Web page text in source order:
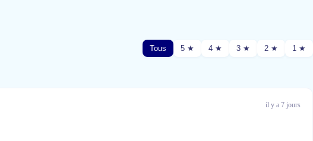
Tous 5 ★ 4 ★ 3 ★ 2 ★ 1 ★
il y a 7 jours